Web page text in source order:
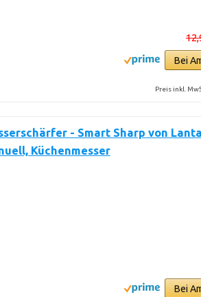
Bei
Preis inkl.
- Smart Sharp von
Küchenmesser
Bei